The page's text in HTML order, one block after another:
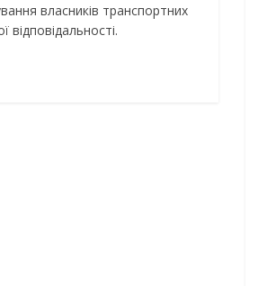
власників транспортних
відповідальності.